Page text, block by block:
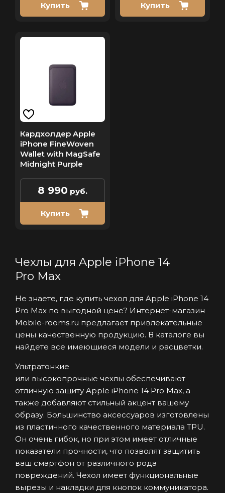
Купить Купить
Кардхолдер Apple
iPhone FineWoven
Wallet with MagSafe
Midnight Purple
8 990 руб.
Купить
Чехлы для Apple iPhone 14
Pro Max
Не знаете, где купить чехол для Apple iPhone 14
Pro Max по выгодной цене? Интернет-магазин
Mobile-rooms.ru предлагает привлекательные
цены качественную продукцию. В каталоге вы
найдете все имеющиеся модели и расцветки.
Ультратонкие
или высокопрочные чехлы обеспечивают
отличную защиту Apple iPhone 14 Pro Max, а
также добавляют стильный акцент вашему
образу. Большинство аксессуаров изготовлены
из пластичного качественного материала TPU.
Он очень гибок, но при этом имеет отличные
показатели прочности, что позволят защитить
ваш смартфон от различного рода
повреждений. Чехол имеет функциональные
вырезы и накладки для кнопок коммуникатора.